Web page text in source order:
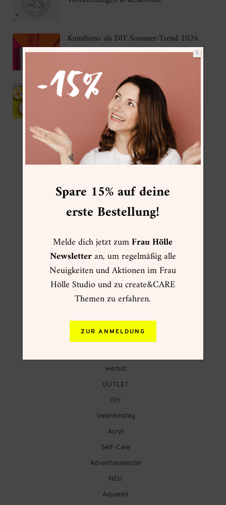
Kumihimo als DIY Sommer-Trend 2026
IKEA Hack – DIY Korkuntersetzer mit
Gießpulver
FRAU HÖLLE ONLINESHOP
☀ Sommer ☀
Creative Summer
Herbst
OUTLET
DIY
Valentinstag
Acryl
Self-Care
Adventskalender
NEU
Aquarell
Spare 15% auf deine
erste Bestellung!
Melde dich jetzt zumFrau Hölle
Newsletteran, um regelmäßig alle
Neuigkeiten und Aktionen im Frau
Hölle Studio und zu create&CARE
Themen zu erfahren.
ZUR ANMELDUNG
X